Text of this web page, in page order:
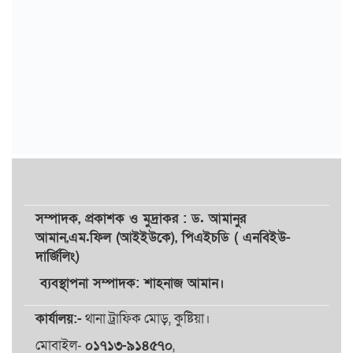
সম্পাদক, প্রকাশকওমুদ্রাকর: ড. আমানুর
আমান,এম.ফিল (আইইউকে), পিএইচডি ( এনবিইউ-
দার্জিলিং)
ব্যবস্থাপনা সম্পাদক: শাহনাজ আমান।
কার্যালয়:-থানা ট্রাফিক মোড়, কুষ্টিয়া।
মোবাইল- ০১৭১৩-৯১৪৫৭০,